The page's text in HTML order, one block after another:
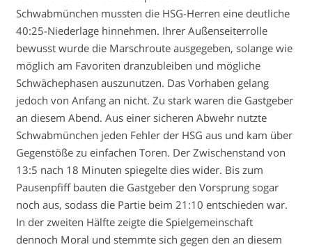
Schwabmünchen mussten die HSG-Herren eine deutliche
40:25-Niederlage hinnehmen. Ihrer Außenseiterrolle
bewusst wurde die Marschroute ausgegeben, solange wie
möglich am Favoriten dranzubleiben und mögliche
Schwächephasen auszunutzen. Das Vorhaben gelang
jedoch von Anfang an nicht. Zu stark waren die Gastgeber
an diesem Abend. Aus einer sicheren Abwehr nutzte
Schwabmünchen jeden Fehler der HSG aus und kam über
Gegenstöße zu einfachen Toren. Der Zwischenstand von
13:5 nach 18 Minuten spiegelte dies wider. Bis zum
Pausenpfiff bauten die Gastgeber den Vorsprung sogar
noch aus, sodass die Partie beim 21:10 entschieden war.
In der zweiten Hälfte zeigte die Spielgemeinschaft
dennoch Moral und stemmte sich gegen den an diesem